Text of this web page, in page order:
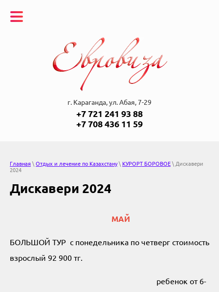
г. Караганда, ул. Абая, 7-29
+7 721 241 93 88
+7 708 436 11 59
Главная \ Отдых и лечение по Казахстану\ КУРОРТ БОРОВОЕ \ Дискавери
2024
Дискавери 2024
МАЙ
БОЛЬШОЙ ТУР с понедельника по четверг стоимость
взрослый 92 900 тг.
ребенок от 6-